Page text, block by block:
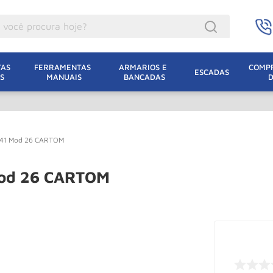
FERRAMENTAS
MANUAIS
ARMARIOS E
BANCADAS
ESCADAS
Mod 26 CARTOM
26 CARTOM
Eletrica